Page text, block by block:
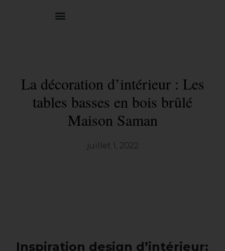
La décoration d’intérieur : Les
tables basses en bois brûlé
Maison Saman
juillet 1, 2022
Inspiration design d’intérieur: